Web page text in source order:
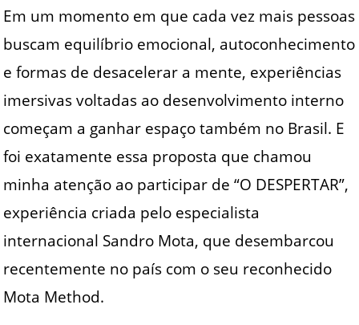
Em um momento em que cada vez mais pessoas
buscam equilíbrio emocional, autoconhecimento
e formas de desacelerar a mente, experiências
imersivas voltadas ao desenvolvimento interno
começam a ganhar espaço também no Brasil. E
foi exatamente essa proposta que chamou
minha atenção ao participar de “O DESPERTAR”,
experiência criada pelo especialista
internacional Sandro Mota, que desembarcou
recentemente no país com o seu reconhecido
Mota Method.